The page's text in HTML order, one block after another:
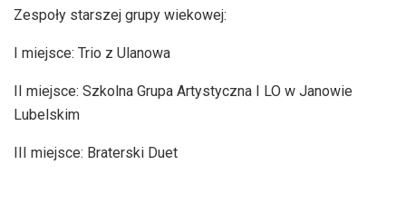
Zespoły starszej grupy wiekowej:
I miejsce: Trio z Ulanowa
II miejsce: Szkolna Grupa Artystyczna I LO w Janowie
Lubelskim
III miejsce: Braterski Duet